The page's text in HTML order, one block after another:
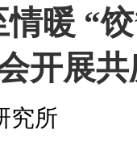
情暖 “
开展
究所